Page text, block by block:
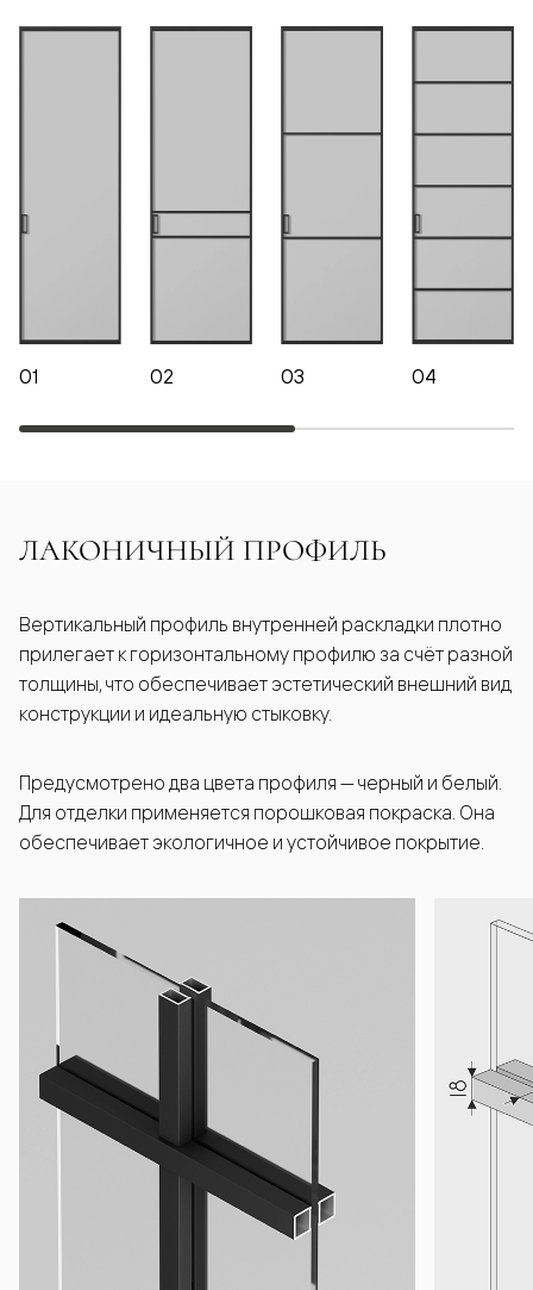
01 02 03 04
ЛАКОНИЧНЫЙ ПРОФИЛЬ
Вертикальный профиль внутренней раскладки плотно
прилегает к горизонтальному профилю за счёт разной
толщины, что обеспечивает эстетический внешний вид
конструкции и идеальную стыковку.
Предусмотрено два цвета профиля — черный и белый.
Для отделки применяется порошковая покраска. Она
обеспечивает экологичное и устойчивое покрытие.